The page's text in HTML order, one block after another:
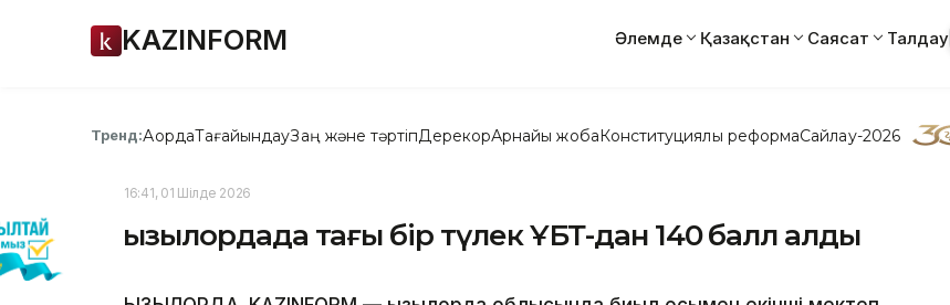
KAZINFORM Әлемде Қазақстан Саясат Талдау
Тренд:АқордаТағайындауЗаң және тәртіпДерекқорАрнайы жобаКонституциялық реформаСайлау-2026
16:41, 01 Шілде 2026
Қызылордада тағы бір түлек ҰБТ-дан 140 балл алды